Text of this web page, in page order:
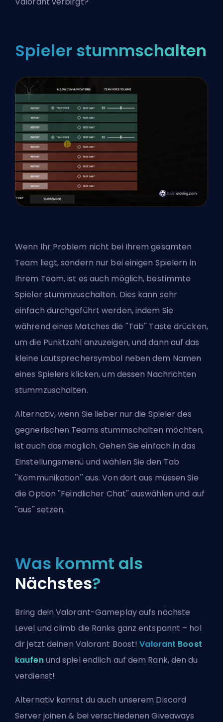
Spieler stummschalten
Wenn Ihr Problem nicht bei Ihrem gesamten
Team liegt, sondern nur bei einigen Spielern in
Ihrem Team, ist es auch möglich, bestimmte
Spieler stummzuschalten. Dies kann sehr
einfach durchgeführt werden, indem Sie
während eines Matches die ''Tab'' Taste drücken,
um die Punktzahl anzuzeigen, und dann auf das
kleine Lautsprechersymbol neben dem Namen
eines Spielers klicken, um dessen Nachrichten
stummzuschalten.
Alternativ, wenn Sie lieber nur die Spieler des
gegnerischen Teams stummschalten möchten,
ist auch das möglich. Gehen Sie einfach in das
Einstellungsmenü und wählen Sie den Tab
''Kommunikation'' aus. Von dort aus müssen Sie
die Option ''Feindlicher Chat'' auswählen und auf
''aus'' setzen.
Was kommt als
Nächstes?
Bring dein Valorant-Gameplay aufs nächste
Level und climb die Ranks ganz entspannt – hol
dir jetzt deinen Valorant Boost!Valorant Boost
kaufenund spiel endlich auf dem Rank, den du
verdienst!
Alternativ kannst du auch unserem Discord
Server joinen & bei verschiedenen Giveaways